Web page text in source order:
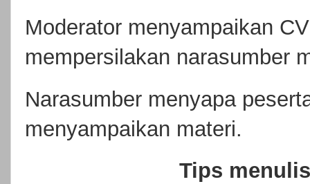
Moderator menyampaikan
mempersilakan narasumber
Narasumber menyapa
menyampaikan materi.
Tips